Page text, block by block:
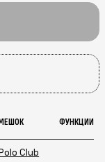
ФУНКЦИИ
Club